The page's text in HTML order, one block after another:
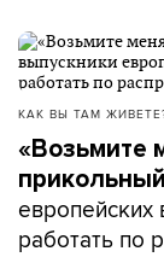
КАК ВЫ ТАМ
«Возьмите
европейских
работать по